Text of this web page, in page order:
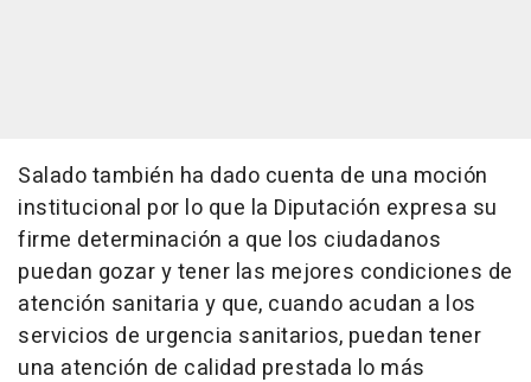
Salado también ha dado cuenta de una moción
institucional por lo que la Diputación expresa su
firme determinación a que los ciudadanos
puedan gozar y tener las mejores condiciones de
atención sanitaria y que, cuando acudan a los
servicios de urgencia sanitarios, puedan tener
una atención de calidad prestada lo más